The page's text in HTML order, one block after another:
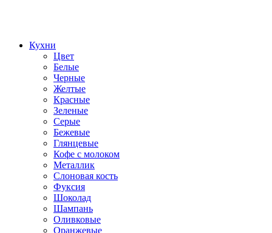
Кухни
Цвет
Белые
Черные
Желтые
Красные
Зеленые
Серые
Бежевые
Глянцевые
Кофе с молоком
Металлик
Слоновая кость
Фуксия
Шоколад
Шампань
Оливковые
Оранжевые